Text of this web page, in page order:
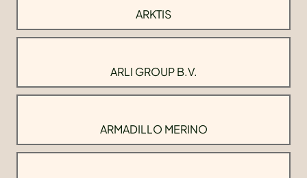
ARKTIS
ARLI GROUP B.V.
ARMADILLO MERINO